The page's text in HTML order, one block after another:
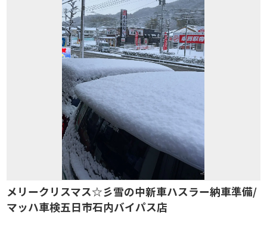
メリークリスマス☆彡雪の中新車ハスラー納車準備/
マッハ車検五日市石内バイパス店